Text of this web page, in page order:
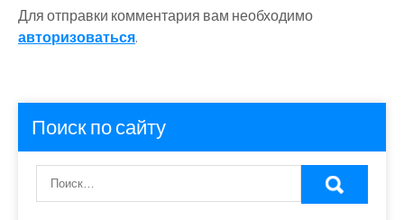
Для отправки комментария вам необходимо
авторизоваться.
Поиск по сайту